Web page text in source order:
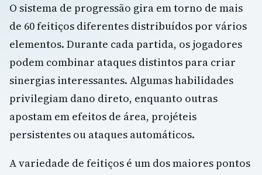
O sistema de progressão gira em torno de mais
de 60 feitiços diferentes distribuídos por vários
elementos. Durante cada partida, os jogadores
podem combinar ataques distintos para criar
sinergias interessantes. Algumas habilidades
privilegiam dano direto, enquanto outras
apostam em efeitos de área, projéteis
persistentes ou ataques automáticos.
A variedade de feitiços é um dos maiores pontos